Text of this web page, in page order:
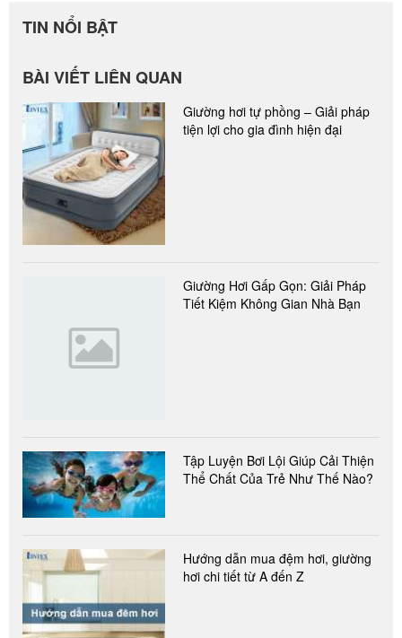
TIN NỔI BẬT
BÀI VIẾT LIÊN QUAN
Giường hơi tự phồng – Giải pháp
tiện lợi cho gia đình hiện đại
Giường Hơi Gấp Gọn: Giải Pháp
Tiết Kiệm Không Gian Nhà Bạn
Tập Luyện Bơi Lội Giúp Cải Thiện
Thể Chất Của Trẻ Như Thế Nào?
Hướng dẫn mua đệm hơi, giường
hơi chi tiết từ A đến Z